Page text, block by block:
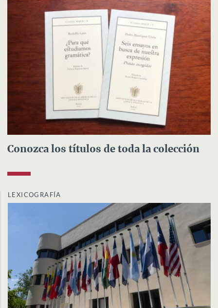
Conozca los títulos de toda la colección
LEXICOGRAFÍA